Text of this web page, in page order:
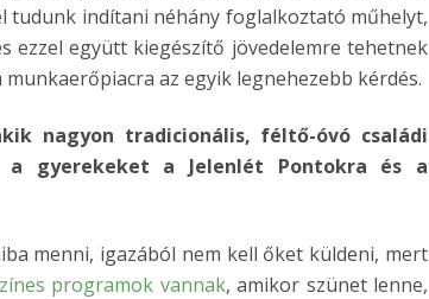
tudunk indítani néhány foglalkoztató műhelyt,
ezzel együtt kiegészítő jövedelemre tehetnek
az egyik legnehezebb kérdés.
nagyon tradicionális, féltő-óvó családi
gyerekeket a Jelenlét Pontokra és a
menni, igazából nem kell őket küldeni, mert
programok vannak, amikor szünet lenne,